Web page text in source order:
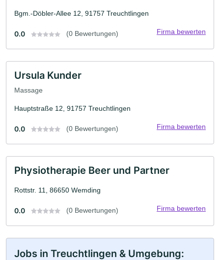
Bgm.-Döbler-Allee 12, 91757 Treuchtlingen
0.0 (0 Bewertungen) Firma bewerten
Ursula Kunder
Massage
Hauptstraße 12, 91757 Treuchtlingen
0.0 (0 Bewertungen) Firma bewerten
Physiotherapie Beer und Partner
Rottstr. 11, 86650 Wemding
0.0 (0 Bewertungen) Firma bewerten
Jobs in Treuchtlingen & Umgebung: